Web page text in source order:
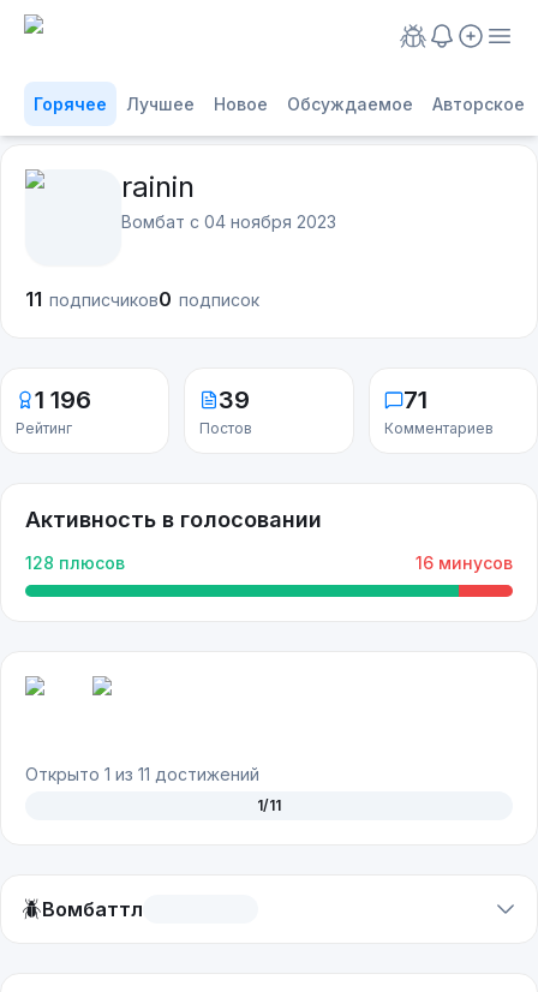
Горячее Лучшее Новое Обсуждаемое Авторское
rainin
Вомбат с 04 ноября 2023
11 подписчиков0 подписок
1 196
Рейтинг
39
Постов
71
Комментариев
Активность в голосовании
128 плюсов 16 минусов
Открыто 1 из 11 достижений
1/11
🪲Вомбаттл